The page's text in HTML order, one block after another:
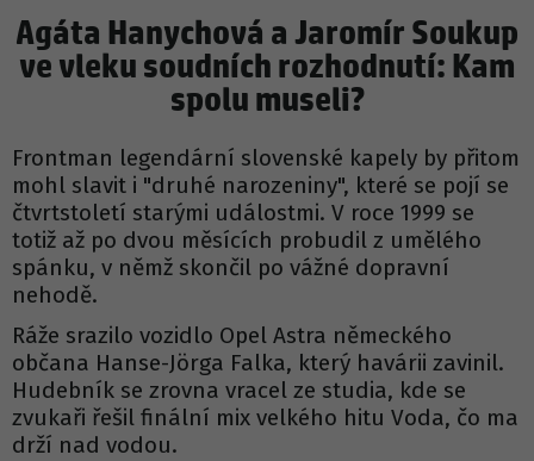
Agáta Hanychová a Jaromír Soukup
ve vleku soudních rozhodnutí: Kam
spolu museli?
Frontman legendární slovenské kapely by přitom
mohl slavit i "druhé narozeniny", které se pojí se
čtvrtstoletí starými událostmi. V roce 1999 se
totiž až po dvou měsících probudil z umělého
spánku, v němž skončil po vážné dopravní
nehodě.
Ráže srazilo vozidlo Opel Astra německého
občana Hanse-Jörga Falka, který havárii zavinil.
Hudebník se zrovna vracel ze studia, kde se
zvukaři řešil finální mix velkého hitu Voda, čo ma
drží nad vodou.